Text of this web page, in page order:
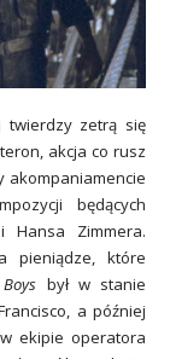
twierdzy zetrą się
akcja co rusz
akompaniamencie
będących
Hansa Zimmera.
pieniądze, które
był w stanie
a później
ekipie operatora